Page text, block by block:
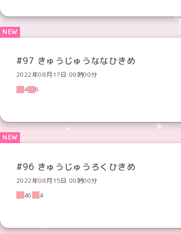
#97 きゅうじゅうななひきめ
2022年08月17日 09時00分
4
6
#96 きゅうじゅうろくひきめ
2022年08月15日 09時00分
46
4